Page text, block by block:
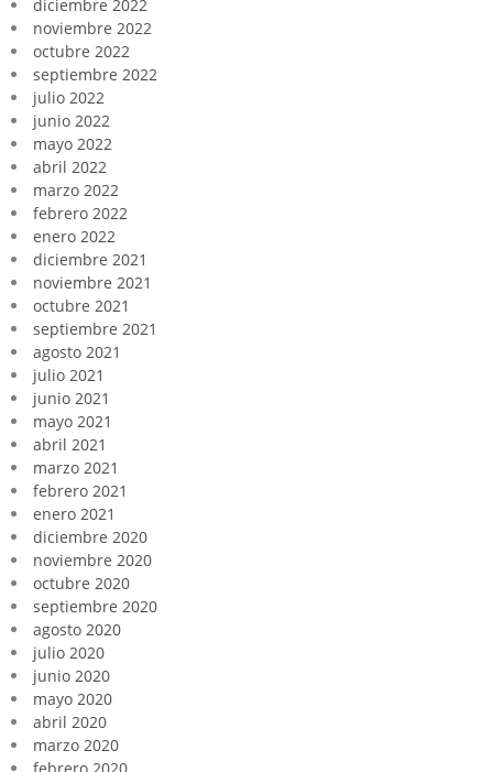
diciembre 2022
noviembre 2022
octubre 2022
septiembre 2022
julio 2022
junio 2022
mayo 2022
abril 2022
marzo 2022
febrero 2022
enero 2022
diciembre 2021
noviembre 2021
octubre 2021
septiembre 2021
agosto 2021
julio 2021
junio 2021
mayo 2021
abril 2021
marzo 2021
febrero 2021
enero 2021
diciembre 2020
noviembre 2020
octubre 2020
septiembre 2020
agosto 2020
julio 2020
junio 2020
mayo 2020
abril 2020
marzo 2020